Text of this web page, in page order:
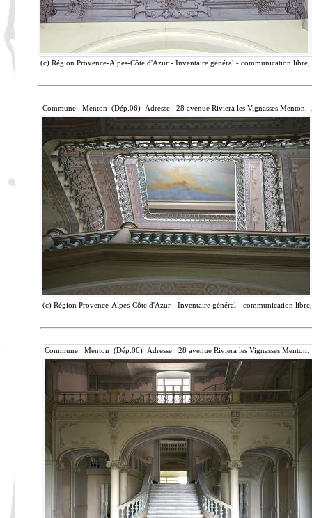
(c) Région Provence-Alpes-Côte d'Azur - Inventaire général - communication
Commune: Menton (Dép.06) Adresse: 28 avenue Riviera les Vignasses
(c) Région Provence-Alpes-Côte d'Azur - Inventaire général - communication
Commune: Menton (Dép.06) Adresse: 28 avenue Riviera les Vignasses